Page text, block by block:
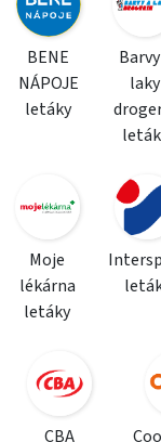
BENE
NÁPOJE
letáky
laky
Moje
lékárna
letáky
CBA